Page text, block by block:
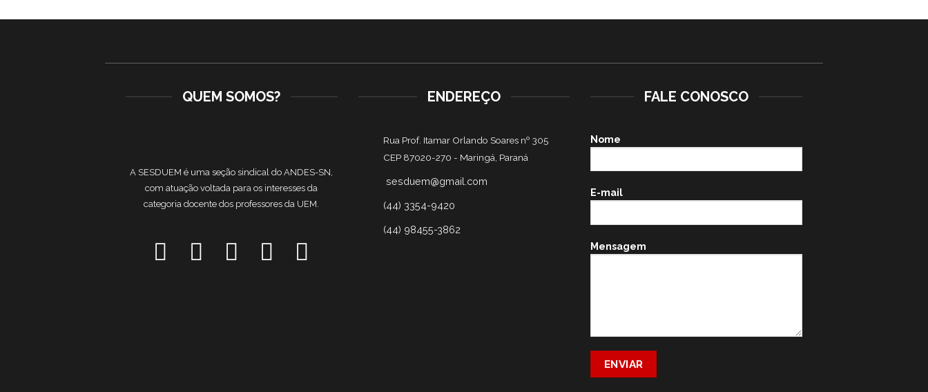
QUEM SOMOS?
A SESDUEM é uma seção sindical do ANDES-SN,
com atuação voltada para os interesses da
categoria docente dos professores da UEM.
ENDEREÇO
Rua Prof. Itamar Orlando Soares nº 305
CEP 87020-270 - Maringá, Paraná
sesduem@gmail.com
(44) 3354-9420
(44) 98455-3862
FALE CONOSCO
Nome
E-mail
Mensagem